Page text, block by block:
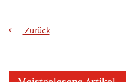
Zurück